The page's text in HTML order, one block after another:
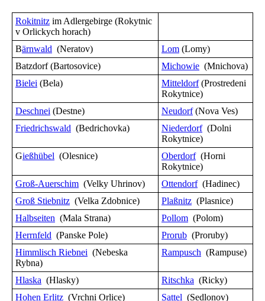
Rokitnitz im Adlergebirge (Rokytnic
v Orlickych horach)
Bärnwald (Neratov) Lom (Lomy)
Batzdorf (Bartosovice)
Michowie (Mnichova)
Bielei (Bela) Mitteldorf(Prostredeni
Rokytnice)
Deschnei (Destne) Neudorf(Nova Ves)
Friedrichswald (Bedrichovka) Niederdorf(Dolni
Rokytnice)
Gießhübel (Olesnice) Oberdorf(Horni
Rokytnice)
Groß-Auerschim (Velky Uhrinov) Ottendorf(Hadinec)
Groß Stiebnitz (Velka Zdobnice) Plaßnitz (Plasnice)
Halbseiten (Mala Strana) Pollom (Polom)
Herrnfeld (Panske Pole) Prorub (Proruby)
Himmlisch Riebnei (Nebeska
Rybna)
Rampusch (Rampuse)
Hlaska (Hlasky) Ritschka (Ricky)
Hohen Erlitz (Vrchni Orlice) Sattel (Sedlonov)